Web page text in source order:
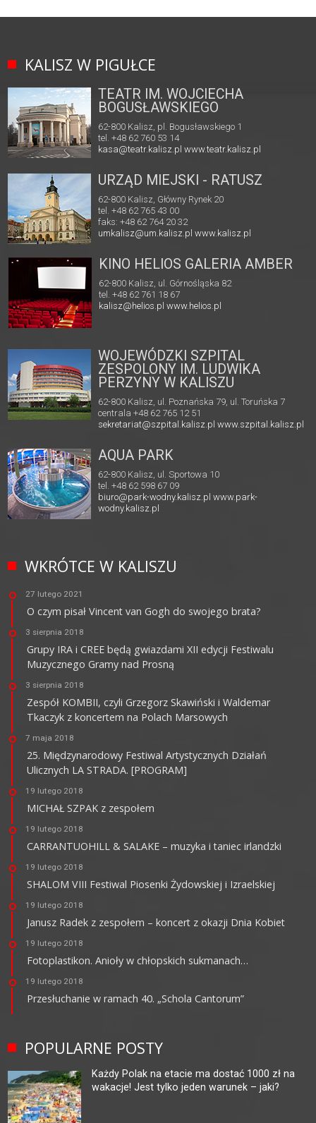
KALISZ W PIGUŁCE
TEATR IM. WOJCIECHA
BOGUSŁAWSKIEGO
62-800 Kalisz, pl. Bogusławskiego 1
tel. +48 62 760 53 14
kasa@teatr.kalisz.pl www.teatr.kalisz.pl
URZĄD MIEJSKI - RATUSZ
62-800 Kalisz, Główny Rynek 20
tel. +48 62 765 43 00
faks: +48 62 764 20 32
umkalisz@um.kalisz.plwww.kalisz.pl
KINO HELIOS GALERIA AMBER
62-800 Kalisz, ul. Górnośląska 82
tel. +48 62 761 18 67
kalisz@helios.pl www.helios.pl
WOJEWÓDZKI SZPITAL
ZESPOLONY IM. LUDWIKA
PERZYNY W KALISZU
62-800 Kalisz, ul. Poznańska 79, ul. Toruńska 7
centrala +48 62 765 12 51
sekretariat@szpital.kalisz.pl www.szpital.kalisz.pl
AQUA PARK
62-800 Kalisz, ul. Sportowa 10
tel. +48 62 598 67 09
biuro@park-wodny.kalisz.pl www.park-
wodny.kalisz.pl
WKRÓTCE W KALISZU
27 lutego 2021
O czym pisał Vincent van Gogh do swojego brata?
3 sierpnia 2018
Grupy IRA i CREE będą gwiazdami XII edycji Festiwalu
Muzycznego Gramy nad Prosną
3 sierpnia 2018
Zespół KOMBII, czyli Grzegorz Skawiński i Waldemar
Tkaczyk z koncertem na Polach Marsowych
7 maja 2018
25. Międzynarodowy Festiwal Artystycznych Działań
Ulicznych LA STRADA. [PROGRAM]
19 lutego 2018
MICHAŁ SZPAK z zespołem
19 lutego 2018
CARRANTUOHILL & SALAKE – muzyka i taniec irlandzki
19 lutego 2018
SHALOM VIII Festiwal Piosenki Żydowskiej i Izraelskiej
19 lutego 2018
Janusz Radek z zespołem – koncert z okazji Dnia Kobiet
19 lutego 2018
Fotoplastikon. Anioły w chłopskich sukmanach…
19 lutego 2018
Przesłuchanie w ramach 40. „Schola Cantorum”
POPULARNE POSTY
Każdy Polak na etacie ma dostać 1000 zł na
wakacje! Jest tylko jeden warunek – jaki?